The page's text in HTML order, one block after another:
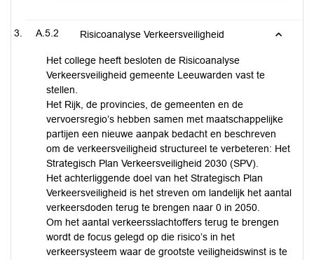
A.5.2 Risicoanalyse Verkeersveiligheid
Het college heeft besloten de Risicoanalyse
Verkeersveiligheid gemeente Leeuwarden vast te
stellen.
Het Rijk, de provincies, de gemeenten en de
vervoersregio’s hebben samen met maatschappelijke
partijen een nieuwe aanpak bedacht en beschreven
om de verkeersveiligheid structureel te verbeteren: Het
Strategisch Plan Verkeersveiligheid 2030 (SPV).
Het achterliggende doel van het Strategisch Plan
Verkeersveiligheid is het streven om landelijk het aantal
verkeersdoden terug te brengen naar 0 in 2050.
Om het aantal verkeersslachtoffers terug te brengen
wordt de focus gelegd op die risico’s in het
verkeersysteem waar de grootste veiligheidswinst is te